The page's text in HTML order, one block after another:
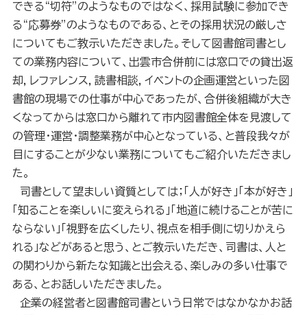
できる“切符”のようなものではなく、採用試験に参加でき
る“応募券”のようなものである、とその採用状況の厳しさ
についてもご教示いただきました。そして図書館司書とし
ての業務内容について、出雲市合併前には窓口での貸出返
却，レファレンス，読書相談，イベントの企画運営といった図
書館の現場での仕事が中心であったが、合併後組織が大き
くなってからは窓口から離れて市内図書館全体を見渡して
の管理・運営・調整業務が中心となっている、と普段我々が
目にすることが少ない業務についてもご紹介いただきまし
た。
司書として望ましい資質としては；「人が好き」「本が好き」
「知ることを楽しいに変えられる」「地道に続けることが苦に
ならない」「視野を広くしたり、視点を相手側に切りかえら
れる」などがあると思う、とご教示いただき、司書は、人と
の関わりから新たな知識と出会える、楽しみの多い仕事で
ある、とお話しいただきました。
企業の経営者と図書館司書という日常ではなかなかお話